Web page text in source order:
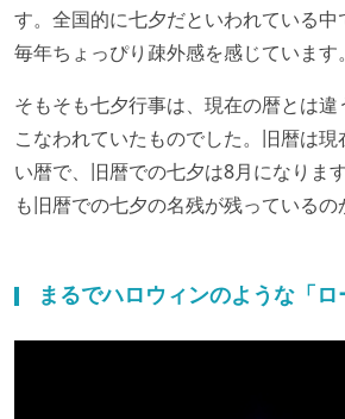
す。全国的に七夕だといわれている
毎年ちょっぴり疎外感を感じています。
そもそも七夕行事は、現在の暦とは
こなわれていたものでした。旧暦は
い暦で、旧暦での七夕は8月になりま
も旧暦での七夕の名残が残っているの
まるでハロウィンのような「ロ